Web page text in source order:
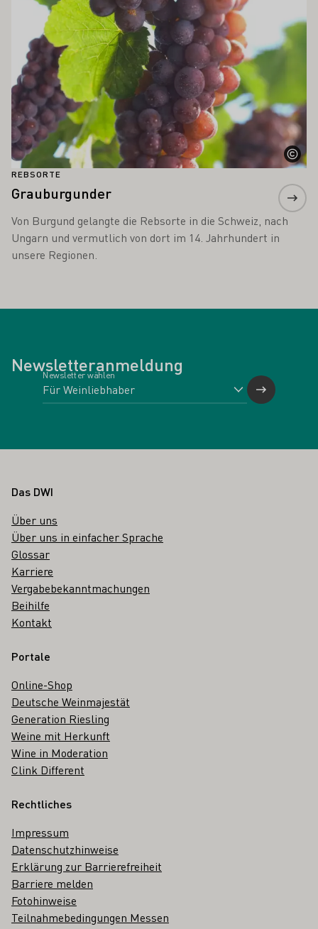
REBSORTE
Grauburgunder
Von Burgund gelangte die Rebsorte in die Schweiz, nach
Ungarn und vermutlich von dort im 14. Jahrhundert in
unsere Regionen.
Newsletteranmeldung
Newsletter wählen
Fußbereich
Das DWI
Über uns
Über uns in einfacher Sprache
Glossar
Karriere
Vergabebekanntmachungen
Beihilfe
Kontakt
Portale
Online-Shop
Deutsche Weinmajestät
Generation Riesling
Weine mit Herkunft
Wine in Moderation
Clink Different
Rechtliches
Impressum
Datenschutzhinweise
Erklärung zur Barrierefreiheit
Barriere melden
Fotohinweise
Teilnahmebedingungen Messen